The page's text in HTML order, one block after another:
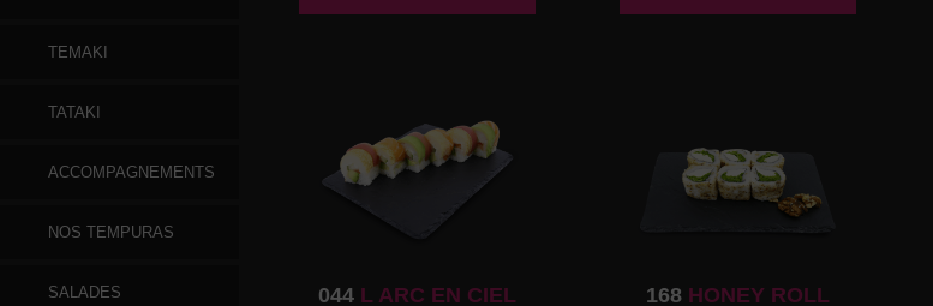
TEMAKI
TATAKI
ACCOMPAGNEMENTS
NOS TEMPURAS
SALADES 044 L ARC EN CIEL 168 HONEY ROLL